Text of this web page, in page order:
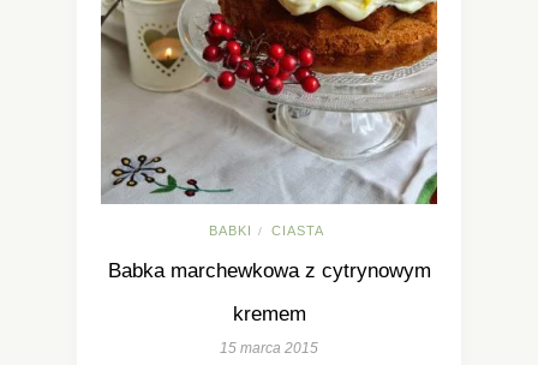
BABKI / CIASTA
Babka marchewkowa z cytrynowym
kremem
15 marca 2015